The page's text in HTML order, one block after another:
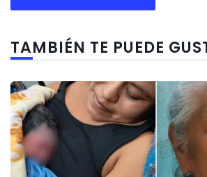
TAMBIÉN TE PUEDE